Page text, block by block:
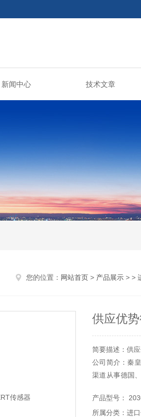
新闻中心 技术文章
您的位置： 网站首页 > 产品展示 > >
供应优
简要描述：供
公司简介：秦
渠道从事德国
产品型号：
所属分类：进